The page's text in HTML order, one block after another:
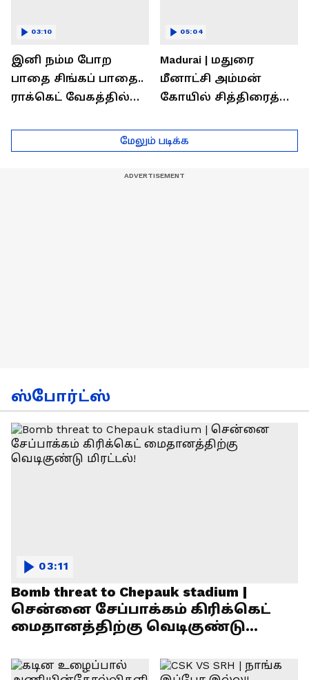
இனி நம்ம போற
பாதை சிங்கப் பாதை..
ராக்கெட் வேகத்தில்
திருச்சியில்
மு.க.ஸ்டாலின் உறுதி!
03:10
Madurai | மதுரை
மீனாட்சி அம்மன்
கோயில் சித்திரைத்
கோலாகலம்!
05:04
மேலும் படிக்க
ஸ்போர்ட்ஸ்
Bomb threat to Chepauk stadium |
சென்னை சேப்பாக்கம் கிரிக்கெட்
மைதானத்திற்கு வெடிகுண்டு
03:11